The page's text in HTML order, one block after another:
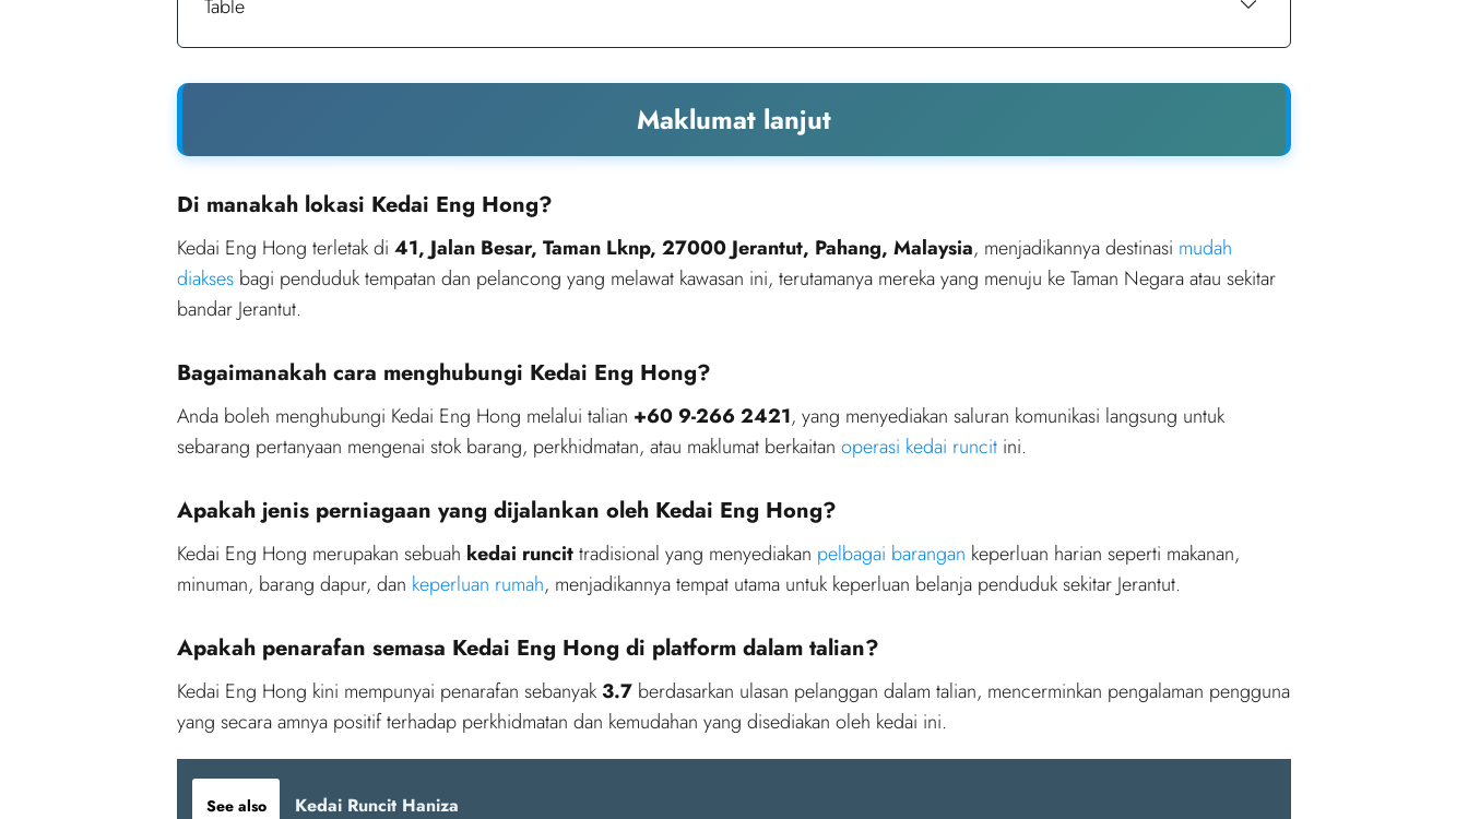
Table
Maklumat lanjut
Di manakah lokasi Kedai Eng Hong?
Kedai Eng Hong terletak di 41, Jalan Besar, Taman Lknp, 27000 Jerantut, Pahang, Malaysia, menjadikannya destinasi mudah
diakses bagi penduduk tempatan dan pelancong yang melawat kawasan ini, terutamanya mereka yang menuju ke Taman Negara atau sekitar
bandar Jerantut.
Bagaimanakah cara menghubungi Kedai Eng Hong?
Anda boleh menghubungi Kedai Eng Hong melalui talian +60 9-266 2421, yang menyediakan saluran komunikasi langsung untuk
sebarang pertanyaan mengenai stok barang, perkhidmatan, atau maklumat berkaitan operasi kedai runcit ini.
Apakah jenis perniagaan yang dijalankan oleh Kedai Eng Hong?
Kedai Eng Hong merupakan sebuah kedai runcittradisional yang menyediakan pelbagai barangan keperluan harian seperti makanan,
minuman, barang dapur, dan keperluan rumah, menjadikannya tempat utama untuk keperluan belanja penduduk sekitar Jerantut.
Apakah penarafan semasa Kedai Eng Hong di platform dalam talian?
Kedai Eng Hong kini mempunyai penarafan sebanyak 3.7 berdasarkan ulasan pelanggan dalam talian, mencerminkan pengalaman pengguna
yang secara amnya positif terhadap perkhidmatan dan kemudahan yang disediakan oleh kedai ini.
See also Kedai Runcit Haniza